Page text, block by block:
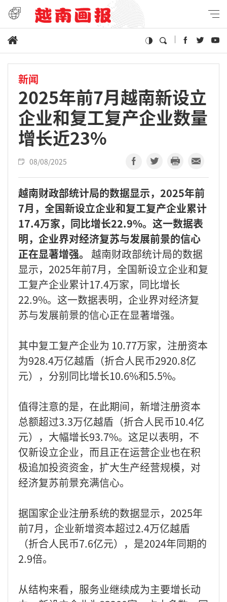
新闻
2025年前7月越南新设立
企业和复工复产企业数量
增长近23%
08/08/2025
越南财政部统计局的数据显示，2025年前
7月，全国新设立企业和复工复产企业累计
17.4万家，同比增长22.9%。这一数据表
明，企业界对经济复苏与发展前景的信心
正在显著增强。
越南财政部统计局的数据
显示，2025年前7月，全国新设立企业和复
工复产企业累计17.4万家，同比增长
22.9%。这一数据表明，企业界对经济复
苏与发展前景的信心正在显著增强。
其中复工复产企业为 10.77万家，注册资本
为928.4万亿越盾（折合人民币2920.8亿
元），分别同比增长10.6%和5.5%。
值得注意的是，在此期间，新增注册资本
总额超过3.3万亿越盾（折合人民币10.4亿
元），大幅增长93.7%。这足以表明，不
仅新设立企业，而且正在运营企业也在积
极追加投资资金，扩大生产经营规模，对
经济复苏前景充满信心。
据国家企业注册系统的数据显示，2025年
前7月，企业新增资本超过2.4万亿越盾
（折合人民币7.6亿元），是2024年同期的
2.9倍。
从结构来看，服务业继续成为主要增长动